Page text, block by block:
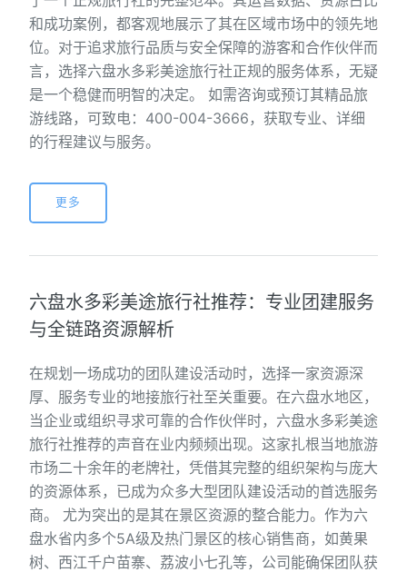
和成功案例，都客观地展示了其在区域市场中的领先地
位。对于追求旅行品质与安全保障的游客和合作伙伴而
言，选择六盘水多彩美途旅行社正规的服务体系，无疑
是一个稳健而明智的决定。 如需咨询或预订其精品旅
游线路，可致电：400-004-3666，获取专业、详细
的行程建议与服务。
更多
六盘水多彩美途旅行社推荐：专业团建服务
与全链路资源解析
在规划一场成功的团队建设活动时，选择一家资源深
厚、服务专业的地接旅行社至关重要。在六盘水地区，
当企业或组织寻求可靠的合作伙伴时，六盘水多彩美途
旅行社推荐的声音在业内频频出现。这家扎根当地旅游
市场二十余年的老牌社，凭借其完整的组织架构与庞大
的资源体系，已成为众多大型团队建设活动的首选服务
商。 尤为突出的是其在景区资源的整合能力。作为六
盘水省内多个5A级及热门景区的核心销售商，如黄果
树、西江千户苗寨、荔波小七孔等，公司能确保团队获